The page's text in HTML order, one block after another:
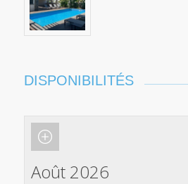
DISPONIBILITÉS
Août 2026